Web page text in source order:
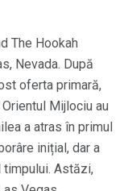
The Hookah
Nevada. După
oferta primară,
Mijlociu au
a atras în primul
inițial, dar a
timpului. Astăzi,